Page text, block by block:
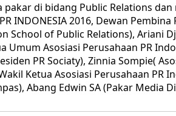
di bidang Public Relations dan
INDONESIA 2016, Dewan Pembina
School of Public Relations), Ariani
Umum Asosiasi Perusahaan PR
PR Sociaty), Zinnia Sompie(
Ketua Asosiasi Perusahaan PR
Abang Edwin SA (Pakar Media